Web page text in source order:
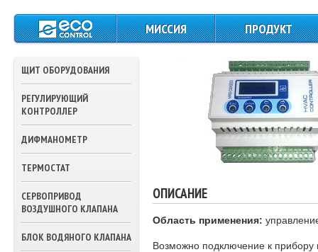
МИССИЯ ПРОДУКТ
ПИТАНИЯ И
УПРАВЛЕНИЯ
КОНТРОЛЛЕРЫ
ДАТЧИКИ
ТЕМПЕРАТУРЫ
ТЕРМОСТАТЫ
ЗАСЛОНОК
ЩИТ ОБОРУДОВАНИЯ
РЕГУЛИРУЮЩИЙ
КОНТРОЛЛЕР
ДИФМАНОМЕТР
ТЕРМОСТАТ
СЕРВОПРИВОД
ВОЗДУШНОГО КЛАПАНА
БЛОК ВОДЯНОГО КЛАПАНА
ОПИСАНИЕ
Область применения:
Возможно подключение к прибору